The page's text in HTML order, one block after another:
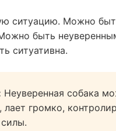
ситуацию. Можно
быть
ситуативна.
Неуверенная собака
лает громко,